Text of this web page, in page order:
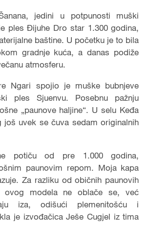
jedini u potpunosti muški
ples Đijuhe Dro star 1.300 godina,
baštine. U početku je to bila
gradnje kuća, a danas podiže
atmosferu.
Ngari spojio je muške bubnjeve
ples Sjuenvu. Posebnu pažnju
„paunove haljine“. U selu Keđa
još uvek se čuva sedam originalnih
potiču od pre 1.000 godina,
paunovim repom. Moja kapa
Za razliku od običnih paunovih
ovog modela ne oblače se, već
iza, odišući plemenitošću i
je izvođačica Ješe Cugjel iz tima